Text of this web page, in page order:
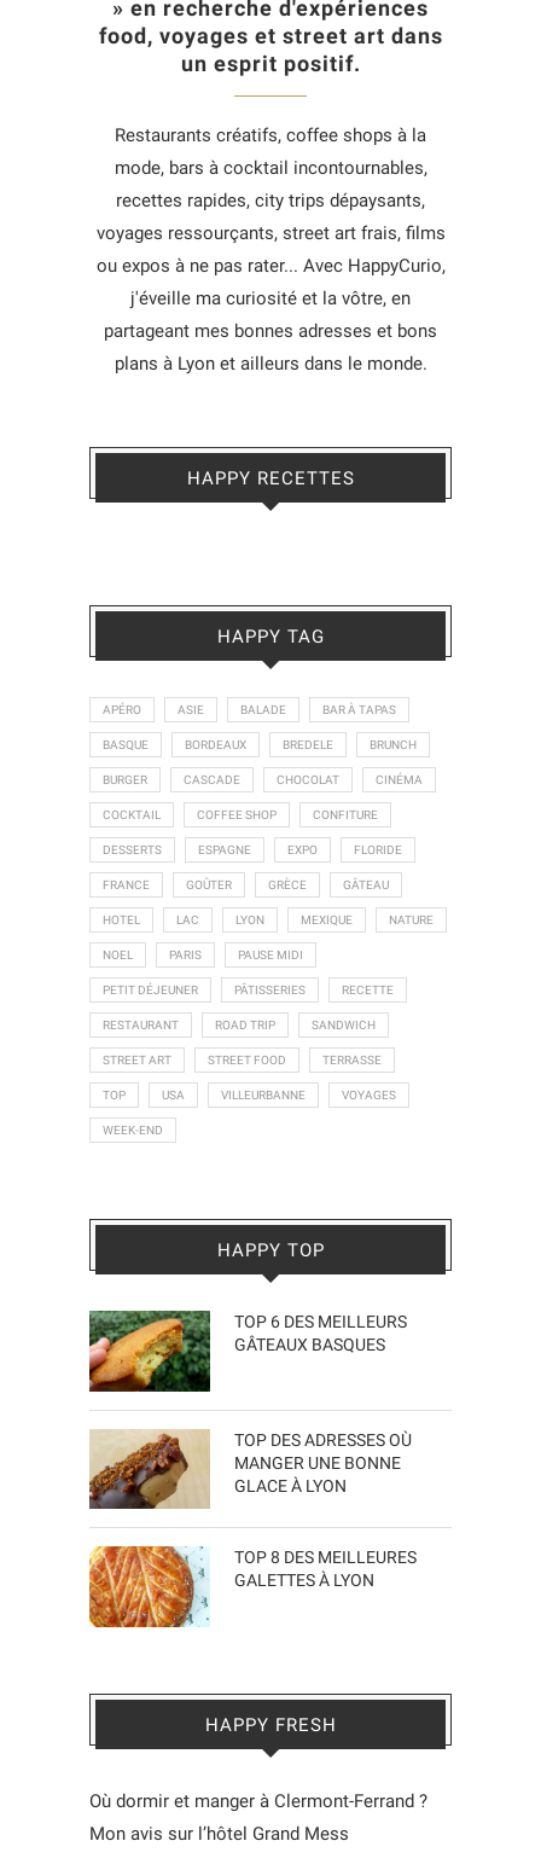
» en recherche d'expériences
food, voyages et street art dans
un esprit positif.
Restaurants créatifs, coffee shops à la
mode, bars à cocktail incontournables,
recettes rapides, city trips dépaysants,
voyages ressourçants, street art frais, films
ou expos à ne pas rater... Avec HappyCurio,
j'éveille ma curiosité et la vôtre, en
partageant mes bonnes adresses et bons
plans à Lyon et ailleurs dans le monde.
HAPPY RECETTES
HAPPY TAG
APÉRO ASIE BALADE BAR À TAPAS
BASQUE BORDEAUX BREDELE BRUNCH
BURGER CASCADE CHOCOLAT CINÉMA
COCKTAIL COFFEE SHOP CONFITURE
DESSERTS ESPAGNE EXPO FLORIDE
FRANCE GOÛTER GRÈCE GÂTEAU
HOTEL LAC LYON MEXIQUE NATURE
NOEL PARIS PAUSE MIDI
PETIT DÉJEUNER PÂTISSERIES RECETTE
RESTAURANT ROAD TRIP SANDWICH
STREET ART STREET FOOD TERRASSE
TOP USA VILLEURBANNE VOYAGES
WEEK-END
HAPPY TOP
TOP 6 DES MEILLEURS
GÂTEAUX BASQUES
TOP DES ADRESSES OÙ
MANGER UNE BONNE
GLACE À LYON
TOP 8 DES MEILLEURES
GALETTES À LYON
HAPPY FRESH
Où dormir et manger à Clermont-Ferrand ?
Mon avis sur l’hôtel Grand Mess